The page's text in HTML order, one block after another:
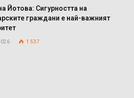
Йотова: Сигурността на
граждани е най-важният
1 537